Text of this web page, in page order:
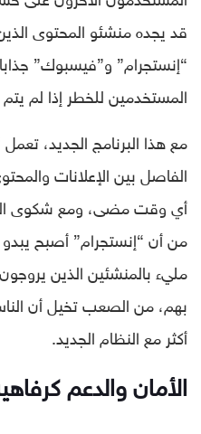
قد يجده منشئو المحتوى
“إنستجرام” و”فيسبوك”
المستخدمين للخطر إذا لم يتم
مع هذا البرنامج الجديد،
الفاصل بين الإعلانات
أي وقت مضى، ومع شكوى
من أن “إنستجرام” أصبح
مليء بالمنشئين الذين
بهم، من الصعب تخيل أن
أكثر مع النظام الجديد.
الأمان والدعم